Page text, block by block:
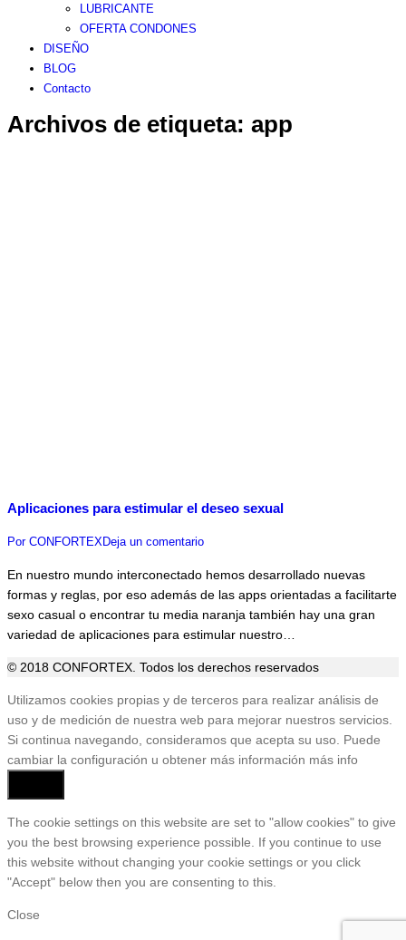
LUBRICANTE
OFERTA CONDONES
DISEÑO
BLOG
Contacto
Archivos de etiqueta: app
Aplicaciones para estimular el deseo sexual
Por CONFORTEXDeja un comentario
En nuestro mundo interconectado hemos desarrollado nuevas
formas y reglas, por eso además de las apps orientadas a facilitarte
sexo casual o encontrar tu media naranja también hay una gran
variedad de aplicaciones para estimular nuestro…
© 2018 CONFORTEX. Todos los derechos reservados
Ir
a
Tienda
Utilizamos cookies propias y de terceros para realizar análisis de
uso y de medición de nuestra web para mejorar nuestros servicios.
Si continua navegando, consideramos que acepta su uso. Puede
cambiar la configuración u obtener más información más info
The cookie settings on this website are set to "allow cookies" to give
you the best browsing experience possible. If you continue to use
this website without changing your cookie settings or you click
"Accept" below then you are consenting to this.
Close